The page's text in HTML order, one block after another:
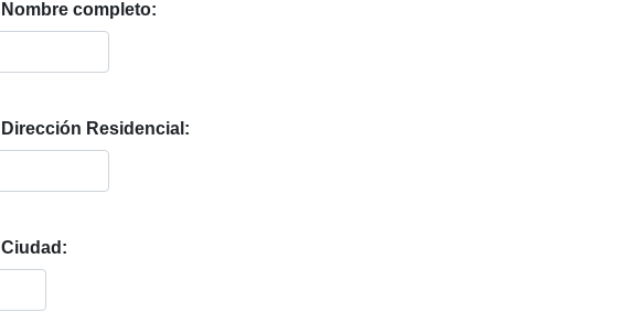
Nombre completo:
Dirección Residencial:
Ciudad: